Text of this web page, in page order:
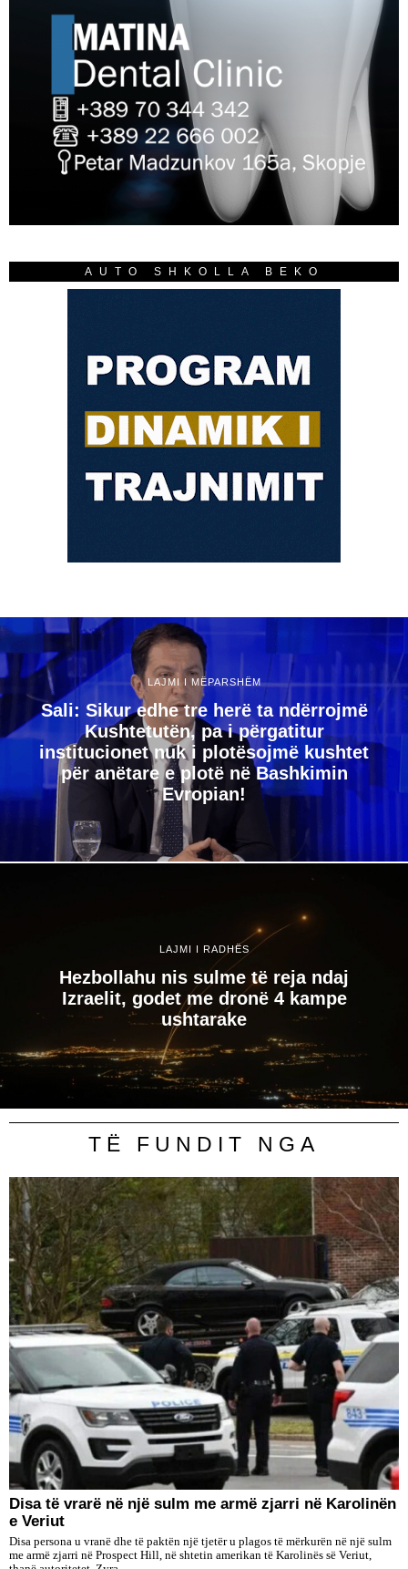
AUTO SHKOLLA BEKO
LAJMI I MËPARSHËM
Sali: Sikur edhe tre herë ta ndërrojmë
Kushtetutën, pa i përgatitur
institucionet nuk i plotësojmë kushtet
për anëtare e plotë në Bashkimin
Evropian!
LAJMI I RADHËS
Hezbollahu nis sulme të reja ndaj
Izraelit, godet me dronë 4 kampe
ushtarake
TË FUNDIT NGA
Disa të vrarë në një sulm me armë zjarri në Karolinën
e Veriut
Disa persona u vranë dhe të paktën një tjetër u plagos të mërkurën në një sulm
me armë zjarri në Prospect Hill, në shtetin amerikan të Karolinës së Veriut,